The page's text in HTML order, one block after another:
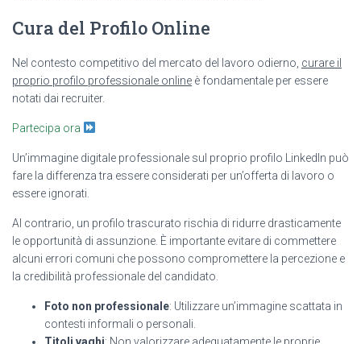
Cura del Profilo Online
Nel contesto competitivo del mercato del lavoro odierno, curare il
proprio profilo professionale online è fondamentale per essere
notati dai recruiter.
Partecipa ora
Un’immagine digitale professionale sul proprio profilo LinkedIn può
fare la differenza tra essere considerati per un’offerta di lavoro o
essere ignorati.
Al contrario, un profilo trascurato rischia di ridurre drasticamente
le opportunità di assunzione. È importante evitare di commettere
alcuni errori comuni che possono compromettere la percezione e
la credibilità professionale del candidato.
Foto non professionale: Utilizzare un’immagine scattata in
contesti informali o personali.
Titoli vaghi: Non valorizzare adeguatamente le proprie